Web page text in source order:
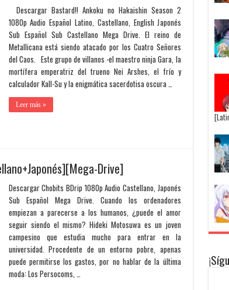
Descargar Bastard!! Ankoku no Hakaishin Season 2
1080p Audio Español Latino, Castellano, English Japonés
Sub Español Sub Castellano Mega Drive. El reino de
Metallicana está siendo atacado por los Cuatro Señores
del Caos. Este grupo de villanos -el maestro ninja Gara, la
mortífera emperatriz del trueno Nei Arshes, el frío y
calculador Kall-Su y la enigmática sacerdotisa oscura …
Leer más »
Drive]
Descargar Chobits BDrip 1080p Audio Castellano, Japonés
Sub Español Mega Drive. Cuando los ordenadores
empiezan a parecerse a los humanos, ¿puede el amor
seguir siendo el mismo? Hideki Motosuwa es un joven
campesino que estudia mucho para entrar en la
universidad. Procedente de un entorno pobre, apenas
puede permitirse los gastos, por no hablar de la última
moda: Los Persocoms, …